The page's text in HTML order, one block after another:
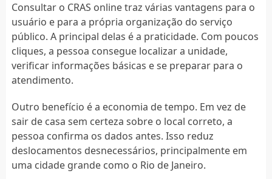
Consultar o CRAS online traz várias vantagens para o
usuário e para a própria organização do serviço
público. A principal delas é a praticidade. Com poucos
cliques, a pessoa consegue localizar a unidade,
verificar informações básicas e se preparar para o
atendimento.
Outro benefício é a economia de tempo. Em vez de
sair de casa sem certeza sobre o local correto, a
pessoa confirma os dados antes. Isso reduz
deslocamentos desnecessários, principalmente em
uma cidade grande como o Rio de Janeiro.